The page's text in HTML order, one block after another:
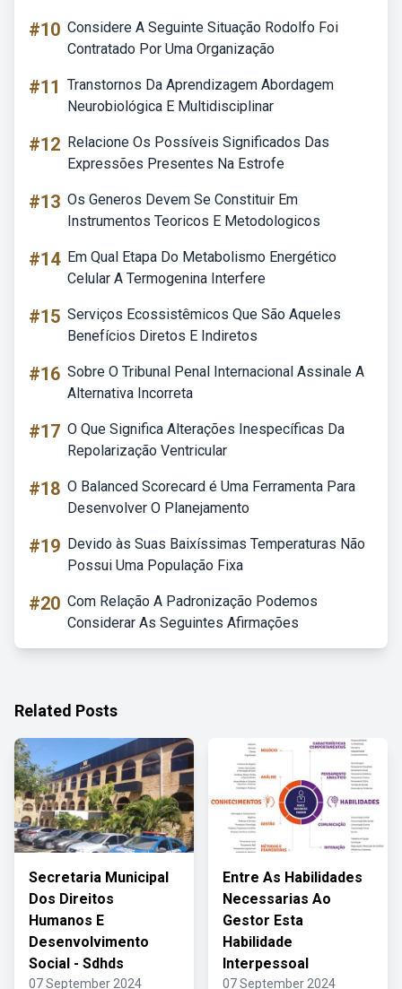
#10 Considere A Seguinte Situação Rodolfo Foi
Contratado Por Uma Organização
#11 Transtornos Da Aprendizagem Abordagem
Neurobiológica E Multidisciplinar
#12 Relacione Os Possíveis Significados Das
Expressões Presentes Na Estrofe
#13 Os Generos Devem Se Constituir Em
Instrumentos Teoricos E Metodologicos
#14 Em Qual Etapa Do Metabolismo Energético
Celular A Termogenina Interfere
#15 Serviços Ecossistêmicos Que São Aqueles
Benefícios Diretos E Indiretos
#16 Sobre O Tribunal Penal Internacional Assinale A
Alternativa Incorreta
#17 O Que Significa Alterações Inespecíficas Da
Repolarização Ventricular
#18 O Balanced Scorecard é Uma Ferramenta Para
Desenvolver O Planejamento
#19 Devido às Suas Baixíssimas Temperaturas Não
Possui Uma População Fixa
#20 Com Relação A Padronização Podemos
Considerar As Seguintes Afirmações
Related Posts
Secretaria Municipal
Dos Direitos
Humanos E
Desenvolvimento
Social - Sdhds
07 September 2024
Entre As Habilidades
Necessarias Ao
Gestor Esta
Habilidade
Interpessoal
07 September 2024